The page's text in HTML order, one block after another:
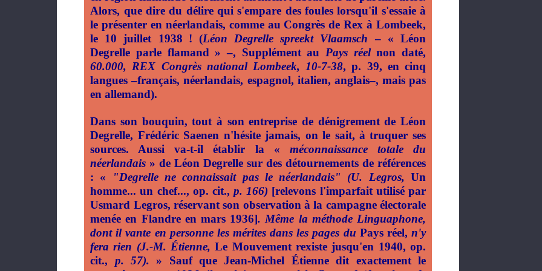
Alors, que dire du délire qui s'empare des foules lorsqu'il s'essaie à
le présenter en néerlandais, comme au Congrès de Rex à Lombeek,
le 10 juillet 1938 ! (Léon Degrelle spreekt Vlaamsch – « Léon
Degrelle parle flamand » –, Supplément au Pays réelnon daté,
60.000, REX Congrès national Lombeek, 10-7-38, p. 39, en cinq
langues –français, néerlandais, espagnol, italien, anglais–, mais pas
en allemand).
Dans son bouquin, tout à son entreprise de dénigrement de Léon
Degrelle, Frédéric Saenen n'hésite jamais, on le sait, à truquer ses
sources. Aussi va-t-il établir la « méconnaissance totale du
néerlandais » de Léon Degrelle sur des détournements de références
: «
"Degrelle ne connaissait pas le néerlandais" (U. Legros, Un
homme... un chef..., op. cit., p. 166) [relevons l'imparfait utilisé par
Usmard Legros, réservant son observation à la campagne électorale
menée en Flandre en mars 1936]. Même la méthode Linguaphone,
dont il vante en personne les mérites dans les pages du Pays réel, n'y
fera rien (J.-M. Étienne,Le Mouvement rexiste jusqu'en 1940, op.
cit., p. 57). » Sauf que Jean-Michel Étienne dit exactement le